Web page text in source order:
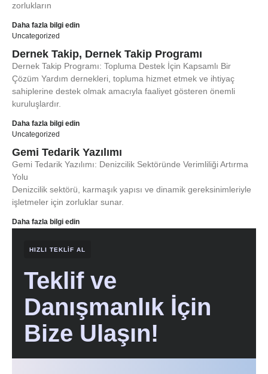
zorlukların
Daha fazla bilgi edin
Uncategorized
Dernek Takip, Dernek Takip Programı
Dernek Takip Programı: Topluma Destek İçin Kapsamlı Bir
Çözüm Yardım dernekleri, topluma hizmet etmek ve ihtiyaç
sahiplerine destek olmak amacıyla faaliyet gösteren önemli
kuruluşlardır.
Daha fazla bilgi edin
Uncategorized
Gemi Tedarik Yazılımı
Gemi Tedarik Yazılımı: Denizcilik Sektöründe Verimliliği Artırma
Yolu
Denizcilik sektörü, karmaşık yapısı ve dinamik gereksinimleriyle
işletmeler için zorluklar sunar.
Daha fazla bilgi edin
HIZLI TEKLIF AL
Teklif ve
Danışmanlık İçin
Bize Ulaşın!